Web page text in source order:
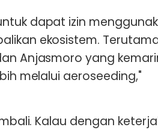
dapat izin
ekosistem.
Anjasmoro yang
melalui aeroseeding,"
Kalau dengan